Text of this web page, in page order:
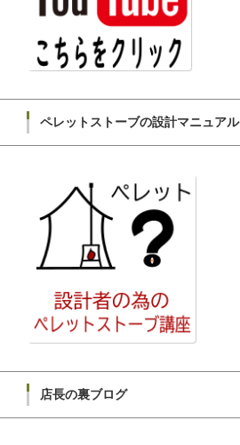
ペレットストーブの設計マニュアル
店長の裏ブログ